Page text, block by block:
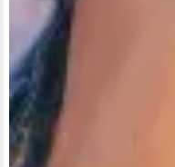
Unsere yoomee-
yoomee-Account